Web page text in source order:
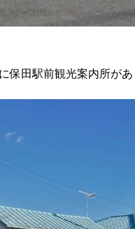
保田駅前観光案内所があ